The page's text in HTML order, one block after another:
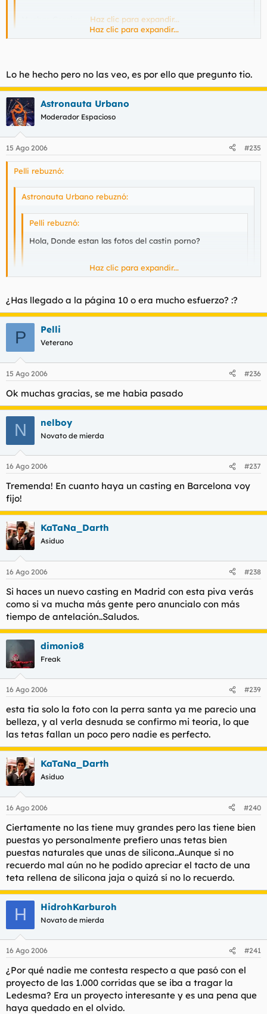
Haz clic para expandir...
Haz clic para expandir...
Lo he hecho pero no las veo, es por ello que pregunto tio.
Astronauta Urbano
Moderador Espacioso
15 Ago 2006 #235
Pelli rebuznó:
Astronauta Urbano rebuznó:
Pelli rebuznó:
Hola, Donde estan las fotos del castin porno?
Hay una leyenda que dice que podrían estar en alguna
parte del hilo del casting. ¿Qué piensa usted, prefecto?
Lo he hecho pero no las veo, es por ello que pregunto tio.
Haz clic para expandir...
¿Has llegado a la página 10 o era mucho esfuerzo? :?
P Pelli
Veterano
15 Ago 2006 #236
Ok muchas gracias, se me habia pasado
N nelboy
Novato de mierda
16 Ago 2006 #237
Tremenda! En cuanto haya un casting en Barcelona voy
fijo!
KaTaNa_Darth
Asiduo
16 Ago 2006 #238
Si haces un nuevo casting en Madrid con esta piva verás
como si va mucha más gente pero anuncialo con más
tiempo de antelación..Saludos.
dimonio8
Freak
16 Ago 2006 #239
esta tia solo la foto con la perra santa ya me parecio una
belleza, y al verla desnuda se confirmo mi teoria, lo que
las tetas fallan un poco pero nadie es perfecto.
KaTaNa_Darth
Asiduo
16 Ago 2006 #240
Ciertamente no las tiene muy grandes pero las tiene bien
puestas yo personalmente prefiero unas tetas bien
puestas naturales que unas de silicona..Aunque si no
recuerdo mal aún no he podido apreciar el tacto de una
teta rellena de silicona jaja o quizá sí no lo recuerdo.
H HidrohKarburoh
Novato de mierda
16 Ago 2006 #241
¿Por qué nadie me contesta respecto a que pasó con el
proyecto de las 1.000 corridas que se iba a tragar la
Ledesma? Era un proyecto interesante y es una pena que
haya quedado en el olvido.